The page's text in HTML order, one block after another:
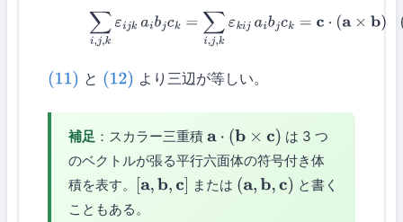
(12) ∑i,j,kεijk aib ck ∑i,j,kεkijaibj ck=c ⋅( a×b)
(11) と (12) より三辺が等しい。
補足 ：スカラー三重積a⋅ ( b×c )
は 3 つ
のベクトルが張る平行六面体の符号付き体
積を表す。
[a,b,c ] または (a,b,c)
と書く
こともある。